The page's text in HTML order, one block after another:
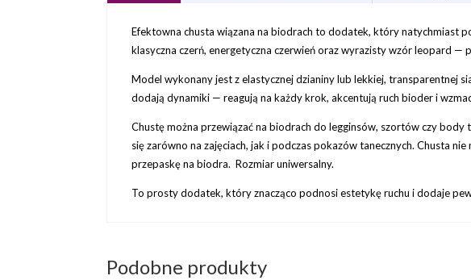
Efektowna chusta wiązana na biodrach to dodatek, który natychmiast
klasyczna czerń, energetyczna czerwień oraz wyrazisty wzór leopard
Model wykonany jest z elastycznej dzianiny lub lekkiej, transparentnej
dodają dynamiki — reagują na każdy krok, akcentują ruch bioder i
Chustę można przewiązać na biodrach do legginsów, szortów czy
się zarówno na zajęciach, jak i podczas pokazów tanecznych. Chusta
przepaskę na biodra. Rozmiar uniwersalny.
To prosty dodatek, który znacząco podnosi estetykę ruchu i dodaje
Podobne produkty